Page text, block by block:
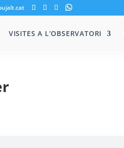
VISITES A L’OBSERVATORI